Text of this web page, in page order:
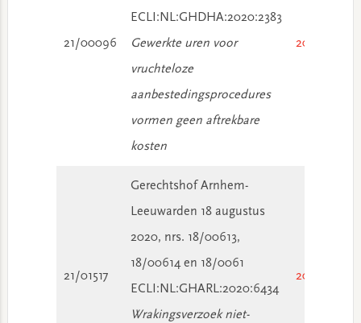
21/00096
ECLI:NL:GHDHA:2020:2383
Gewerkte uren voor
vruchteloze
aanbestedingsprocedures
vormen geen aftrekbare
kosten
2021/337
21/01517
Gerechtshof Arnhem-
Leeuwarden 18 augustus
2020, nrs. 18/00613,
18/00614 en 18/0061
ECLI:NL:GHARL:2020:6434
Wrakingsverzoek niet-
2020/2550